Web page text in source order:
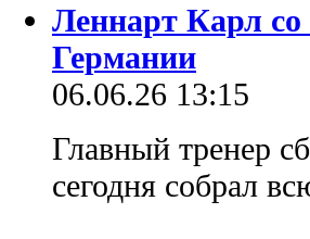
Леннарт Карл со
Германии
06.06.26 13:15
Главный тренер
сегодня собрал